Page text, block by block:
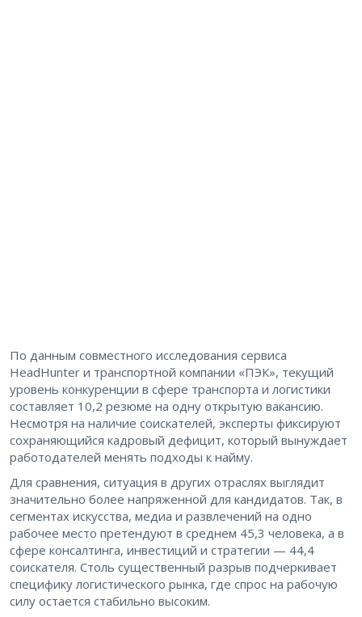
По данным совместного исследования сервиса
HeadHunter и транспортной компании «ПЭК», текущий
уровень конкуренции в сфере транспорта и логистики
составляет 10,2 резюме на одну открытую вакансию.
Несмотря на наличие соискателей, эксперты фиксируют
сохраняющийся кадровый дефицит, который вынуждает
работодателей менять подходы к найму.
Для сравнения, ситуация в других отраслях выглядит
значительно более напряженной для кандидатов. Так, в
сегментах искусства, медиа и развлечений на одно
рабочее место претендуют в среднем 45,3 человека, а в
сфере консалтинга, инвестиций и стратегии — 44,4
соискателя. Столь существенный разрыв подчеркивает
специфику логистического рынка, где спрос на рабочую
силу остается стабильно высоким.